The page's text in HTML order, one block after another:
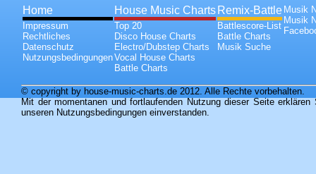
Home
Impressum
Rechtliches
Datenschutz
Nutzungsbedingungen
House Music Charts
Top 20
Disco House Charts
Electro/Dubstep Charts
Vocal House Charts
Battle Charts
Remix-Battle
Battlescore-List
Battle Charts
Musik Suche
Musik
Musik
© copyright by house-music-charts.de 2012. Alle Rechte vorbehalten.
Mit der momentanen und fortlaufenden Nutzung dieser Seite
unseren Nutzungsbedingungen einverstanden.